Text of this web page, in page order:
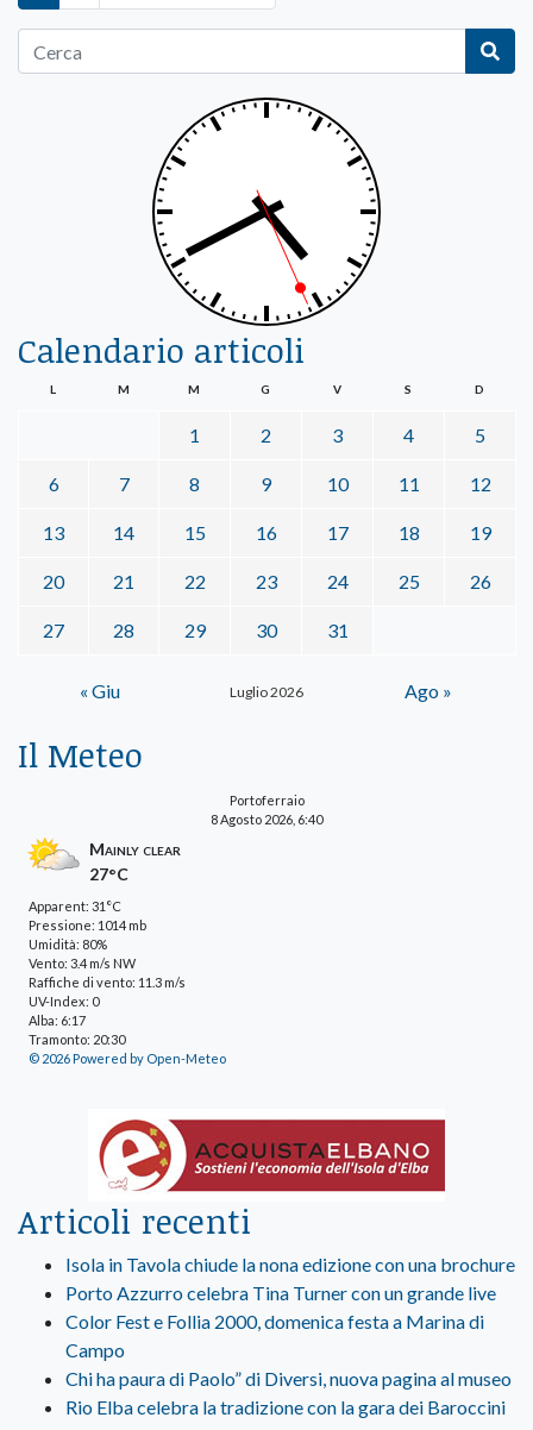
Calendario articoli
Luglio 2026
L M M G V S D
1 2 3 4 5
6 7 8 9 10 11 12
13 14 15 16 17 18 19
20 21 22 23 24 25 26
27 28 29 30 31
« Giu Ago »
Il Meteo
Portoferraio
8 Agosto 2026, 6:40
Mainly clear
27°C
Apparent: 31°C
Pressione: 1014 mb
Umidità: 80%
Vento: 3.4 m/s NW
Raffiche di vento: 11.3 m/s
UV-Index: 0
Alba: 6:17
Tramonto: 20:30
© 2026 Powered by Open-Meteo
Articoli recenti
Isola in Tavola chiude la nona edizione con una brochure
Porto Azzurro celebra Tina Turner con un grande live
Color Fest e Follia 2000, domenica festa a Marina di
Campo
Chi ha paura di Paolo” di Diversi, nuova pagina al museo
Rio Elba celebra la tradizione con la gara dei Baroccini